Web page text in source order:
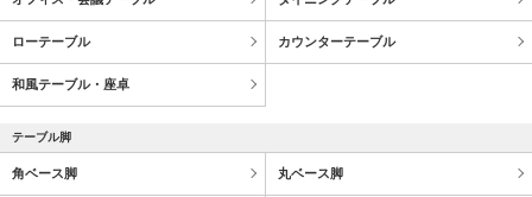
ローテーブル カウンターテーブル
和風テーブル・座卓
テーブル脚
角ベース脚 丸ベース脚